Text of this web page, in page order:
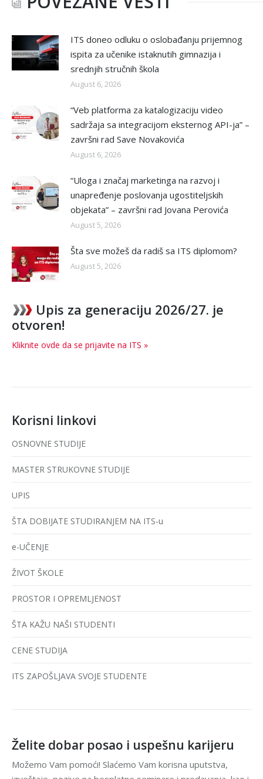
ITS doneo odluku o oslobađanju prijemnog
ispita za učenike istaknutih gimnazija i
srednjih stručnih škola
August 6, 2026
“Veb platforma za katalogizaciju video
sadržaja sa integracijom eksternog API-ja” –
završni rad Save Novakovića
August 6, 2026
“Uloga i značaj marketinga na razvoj i
unapređenje poslovanja ugostiteljskih
objekata” – završni rad Jovana Perovića
August 5, 2026
Šta sve možeš da radiš sa ITS diplomom?
August 5, 2026
Upis za generaciju 2026/27. je
otvoren!
Kliknite ovde da se prijavite na ITS »
Korisni linkovi
OSNOVNE STUDIJE
MASTER STRUKOVNE STUDIJE
UPIS
ŠTA DOBIJATE STUDIRANJEM NA ITS-u
e-UČENJE
ŽIVOT ŠKOLE
PROSTOR I OPREMLJENOST
ŠTA KAŽU NAŠI STUDENTI
CENE STUDIJA
ITS ZAPOŠLJAVA SVOJE STUDENTE
Želite dobar posao i uspešnu karijeru
Možemo Vam pomoći! Slaćemo Vam korisna uputstva,